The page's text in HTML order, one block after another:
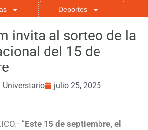
Deportes
invita al sorteo de la
del 15 de
Universtario julio 25, 2025
“Este 15 de septiembre, el